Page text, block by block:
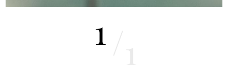
1